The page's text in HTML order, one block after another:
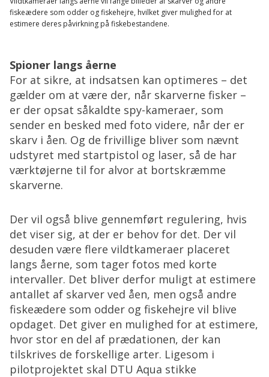
fiskeædere som odder og fiskehejre, hvilket giver mulighed for at
estimere deres påvirkning på fiskebestandene.
Spioner langs åerne
For at sikre, at indsatsen kan optimeres – det
gælder om at være der, når skarverne fisker –
er der opsat såkaldte spy-kameraer, som
sender en besked med foto videre, når der er
skarv i åen. Og de frivillige bliver som nævnt
udstyret med startpistol og laser, så de har
værktøjerne til for alvor at bortskræmme
skarverne.
Der vil også blive gennemført regulering, hvis
det viser sig, at der er behov for det. Der vil
desuden være flere vildtkameraer placeret
langs åerne, som tager fotos med korte
intervaller. Det bliver derfor muligt at estimere
antallet af skarver ved åen, men også andre
fiskeædere som odder og fiskehejre vil blive
opdaget. Det giver en mulighed for at estimere,
hvor stor en del af prædationen, der kan
tilskrives de forskellige arter. Ligesom i
pilotprojektet skal DTU Aqua stikke